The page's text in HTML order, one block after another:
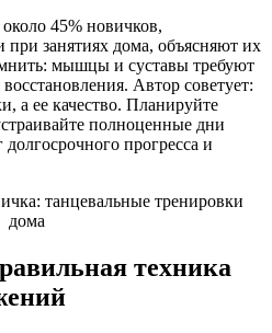
45% новичков,
занятиях дома, объясняют их
мышцы и суставы требуют
Автор советует:
а ее качество. Планируйте
полноценные дни
прогресса и
техника